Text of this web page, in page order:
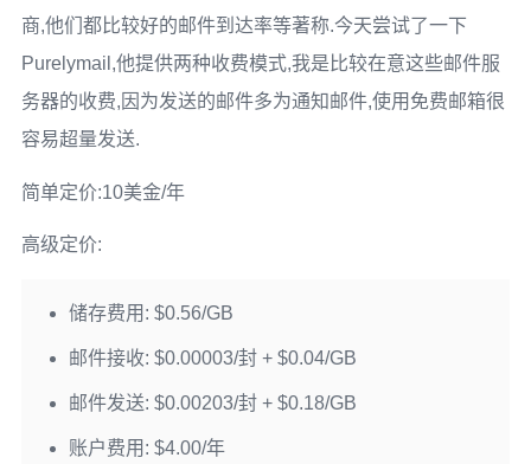
商,他们都比较好的邮件到达率等著称.今天尝试了一下
Purelymail,他提供两种收费模式,我是比较在意这些邮件服
务器的收费,因为发送的邮件多为通知邮件,使用免费邮箱很
容易超量发送.
简单定价:10美金/年
高级定价:
储存费用: $0.56/GB
邮件接收: $0.00003/封 + $0.04/GB
邮件发送: $0.00203/封 + $0.18/GB
账户费用: $4.00/年